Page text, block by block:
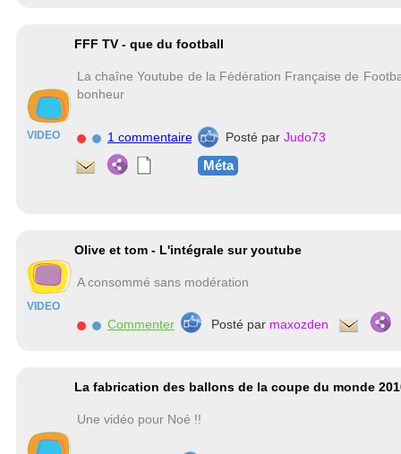
VIDEO
FFF TV - que du football
La chaîne Youtube de la Fédération Française de
bonheur
1 commentaire Posté par Judo73
Méta
VIDEO
Olive et tom - L'intégrale sur youtube
A consommé sans modération
Commenter Posté par maxozden
La fabrication des ballons de la coupe du monde
Une vidéo pour Noé !!